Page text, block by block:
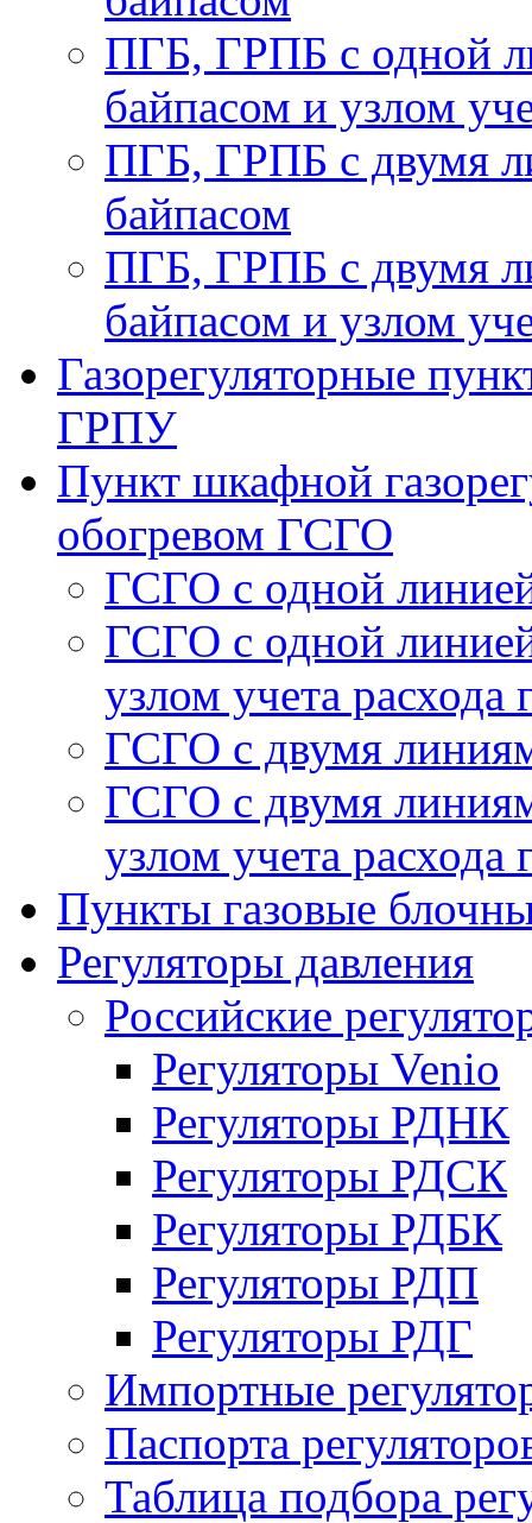
ПГБ, ГРПБ с одной
байпасом и узлом
ПГБ, ГРПБ с двумя
байпасом
ПГБ, ГРПБ с двумя
байпасом и узлом
Газорегуляторные
ГРПУ
Пункт шкафной
обогревом ГСГО
ГСГО с одной
ГСГО c одной
узлом учета расхода
ГСГО с двумя
ГСГО с двумя
узлом учета расхода
Пункты газовые
Регуляторы давления
Российские
Регуляторы Venio
Регуляторы РДНК
Регуляторы РДСК
Регуляторы РДБК
Регуляторы РДП
Регуляторы РДГ
Импортные
Паспорта
Таблица подбора